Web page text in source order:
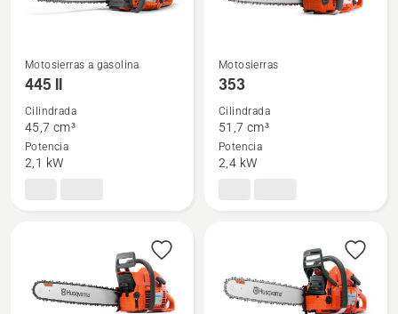
Ver
más
detalles
sobre
445 II
Motosierras a gasolina
445 II
Cilindrada
45,7 cm³
Potencia
2,1 kW
Ver
más
detalles
sobre
353
Motosierras
353
Cilindrada
51,7 cm³
Potencia
2,4 kW